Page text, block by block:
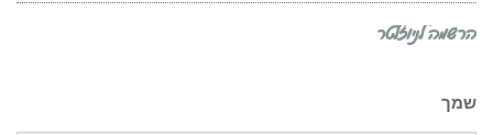
הרשמה לניוזלטר
שמך